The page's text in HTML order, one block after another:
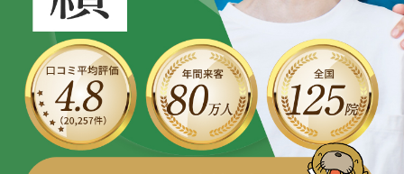
股関節の痛み
産後の不調・体型の崩れ
骨盤の傾き・歪み
坐骨神経痛
東北
仙台エリア（4院）
関東
池袋エリア（3院）
新宿エリア（3院）
初めての方へ
giversメソッドGIFT
研究・論文
医師・専門家からの推薦
ご予約はこちら
OUR CONCEPT
とらわれないカラダを。